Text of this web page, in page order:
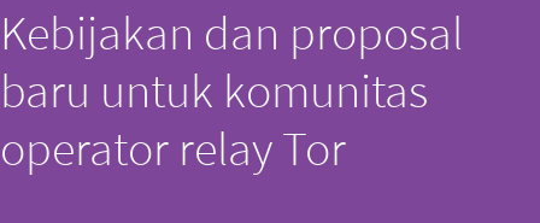
Kebijakan dan proposal
baru untuk komunitas
operator relay Tor